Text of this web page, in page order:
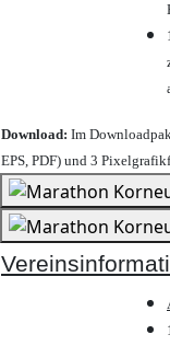
Download: Im
EPS, PDF) und 3